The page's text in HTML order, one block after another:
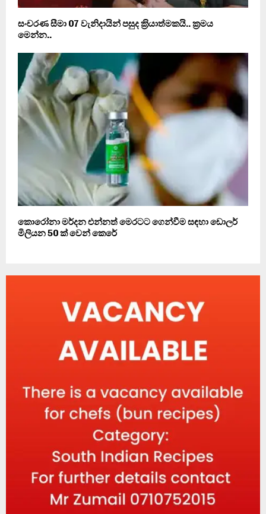
සංචරණ සීමා 07 වැනිදායින් පසුද ක‍්‍රියාත්මකයි.. ක‍්‍රමය
මෙන්න..
කොරෝනා මර්දන එන්නත් මෙරටට ගෙන්වීම සඳහා ඩොලර්
මිලියන 50 ක් වෙන් කෙරේ